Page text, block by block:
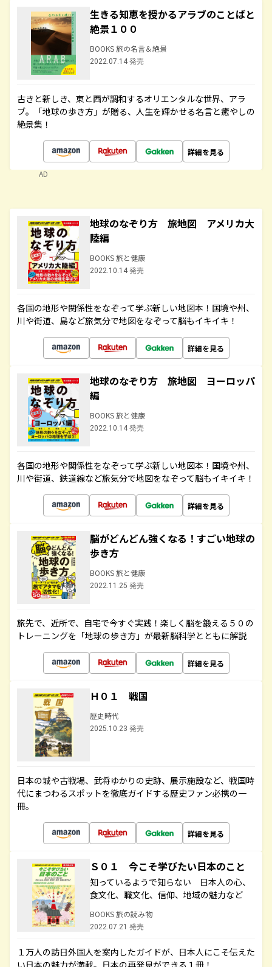
生きる知恵を授かるアラブのことばと
絶景１００
BOOKS 旅の名言＆絶景
2022.07.14 発売
古きと新しき、東と西が調和するオリエンタルな世界、アラ
ブ。「地球の歩き方」が贈る、人生を輝かせる名言と癒やしの
絶景集！
詳細を見る
AD
地球のなぞり方 旅地図 アメリカ大
陸編
BOOKS 旅と健康
2022.10.14 発売
各国の地形や関係性をなぞって学ぶ新しい地図本！国境や州、
川や街道、島など旅気分で地図をなぞって脳もイキイキ！
詳細を見る
地球のなぞり方 旅地図 ヨーロッパ
編
BOOKS 旅と健康
2022.10.14 発売
各国の地形や関係性をなぞって学ぶ新しい地図本！国境や州、
川や街道、鉄道線など旅気分で地図をなぞって脳もイキイキ！
詳細を見る
脳がどんどん強くなる！すごい地球の
歩き方
BOOKS 旅と健康
2022.11.25 発売
旅先で、近所で、自宅で今すぐ実践！楽しく脳を鍛える５０の
トレーニングを「地球の歩き方」が最新脳科学とともに解説
詳細を見る
Ｈ０１ 戦国
歴史時代
2025.10.23 発売
日本の城や古戦場、武将ゆかりの史跡、展示施設など、戦国時
代にまつわるスポットを徹底ガイドする歴史ファン必携の一
冊。
詳細を見る
Ｓ０１ 今こそ学びたい日本のこと
知っているようで知らない 日本人の心、
食文化、職文化、信仰、地域の魅力など
BOOKS 旅の読み物
2022.07.21 発売
１万人の訪日外国人を案内したガイドが、日本人にこそ伝えた
い日本の魅力が満載。日本の再発見ができる１冊！